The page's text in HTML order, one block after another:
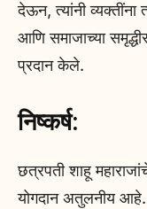
देऊन, त्यांनी व्यक्तींना
आणि समाजाच्या
प्रदान केले.
निष्कर्ष:
छत्रपती शाहू
योगदान अतुलनीय आहे.